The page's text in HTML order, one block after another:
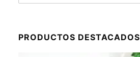
PRODUCTOS DESTACADOS